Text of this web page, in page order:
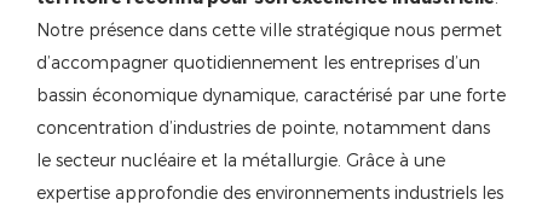
Notre présence dans cette ville stratégique nous permet
d’accompagner quotidiennement les entreprises d’un
bassin économique dynamique, caractérisé par une forte
concentration d’industries de pointe, notamment dans
le secteur nucléaire et la métallurgie. Grâce à une
expertise approfondie des environnements industriels les